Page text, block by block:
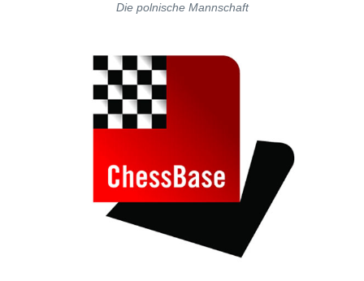
Die polnische Mannschaft